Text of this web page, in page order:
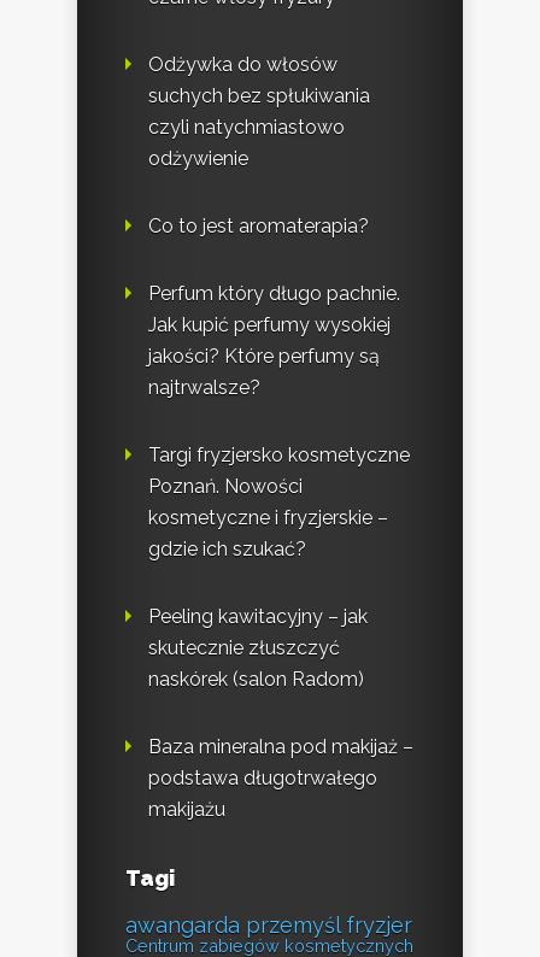
Odżywka do włosów
suchych bez spłukiwania
czyli natychmiastowo
odżywienie
Co to jest aromaterapia?
Perfum który długo pachnie.
Jak kupić perfumy wysokiej
jakości? Które perfumy są
najtrwalsze?
Targi fryzjersko kosmetyczne
Poznań. Nowości
kosmetyczne i fryzjerskie –
gdzie ich szukać?
Peeling kawitacyjny – jak
skutecznie złuszczyć
naskórek (salon Radom)
Baza mineralna pod makijaż –
podstawa długotrwałego
makijażu
Tagi
awangarda przemyśl fryzjer
Centrum zabiegów kosmetycznych